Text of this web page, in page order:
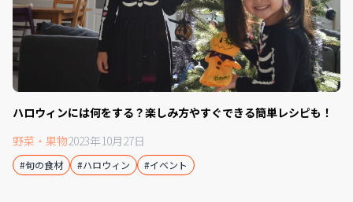
ハロウィンには何をする？楽しみ方やすぐできる簡単レシピも！
野菜・果物2023年10月27日
#旬の食材 #ハロウィン #イベント